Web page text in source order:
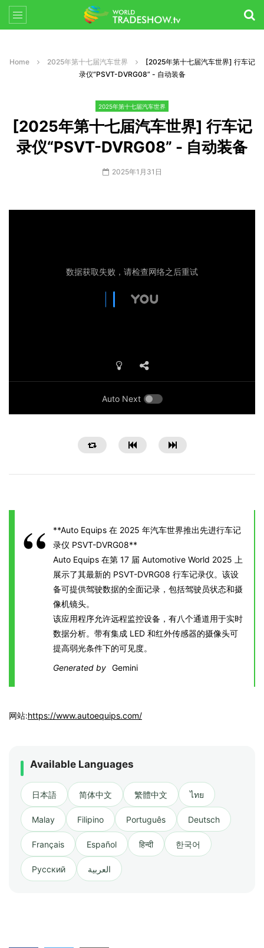
Home 2025年第十七届汽车世界
[2025年第十七届汽车世界] 行车记
录仪“PSVT-DVRG08” - 自动装备
2025年第十七届汽车世界
[2025年第十七届汽车世界] 行车记
录仪“PSVT-DVRG08” - 自动装备
2025年1月31日
Auto Next
**Auto Equips 在 2025 年汽车世界推出先进行车记
录仪 PSVT-DVRG08**
Auto Equips 在第 17 届 Automotive World 2025 上
展示了其最新的 PSVT-DVRG08 行车记录仪。该设
备可提供驾驶数据的全面记录，包括驾驶员状态和摄
像机镜头。
该应用程序允许远程监控设备，有八个通道用于实时
数据分析。带有集成 LED 和红外传感器的摄像头可
提高弱光条件下的可见度。
Generated by Gemini
网站:https://www.autoequips.com/
Available Languages
日本語 简体中文 繁體中文 ไทย
Malay Filipino Português Deutsch
Français Español हिन्दी 한국어
Русский العربية